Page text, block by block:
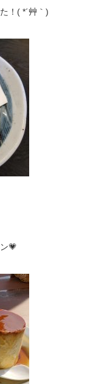
！( *´艸｀)
💗